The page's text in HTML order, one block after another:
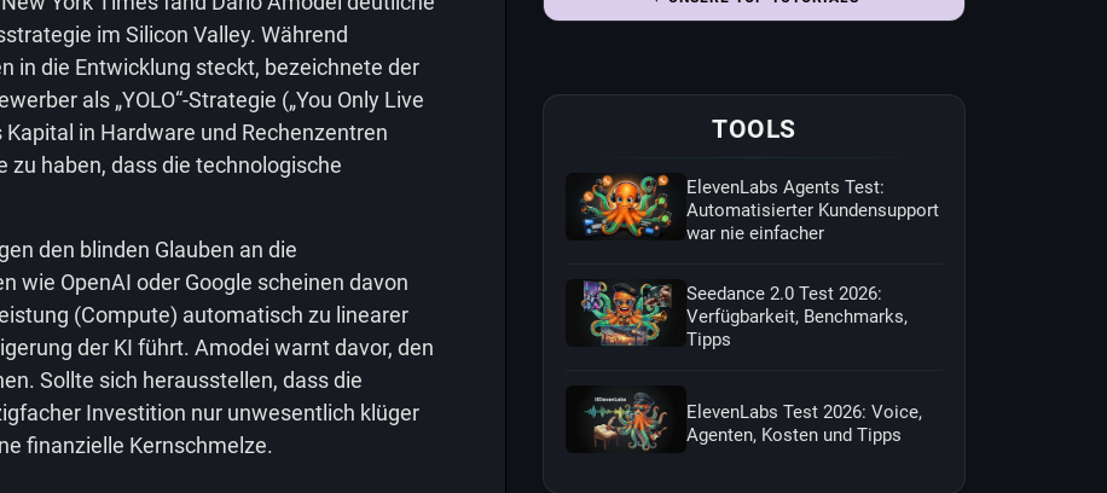
im Silicon Valley. Während
in die Entwicklung steckt, bezeichnete der
als „YOLO“-Strategie („You Only Live
in Hardware und Rechenzentren
zu haben, dass die technologische
den blinden Glauben an die
wie OpenAI oder Google scheinen davon
(Compute) automatisch zu linearer
der KI führt. Amodei warnt davor, den
Sollte sich herausstellen, dass die
Investition nur unwesentlich klüger
finanzielle Kernschmelze.
TOOLS
ElevenLabs Agents Test:
Automatisierter Kundensupport
war nie einfacher
Seedance 2.0 Test 2026:
Verfügbarkeit, Benchmarks,
Tipps
ElevenLabs Test 2026: Voice,
Agenten, Kosten und Tipps